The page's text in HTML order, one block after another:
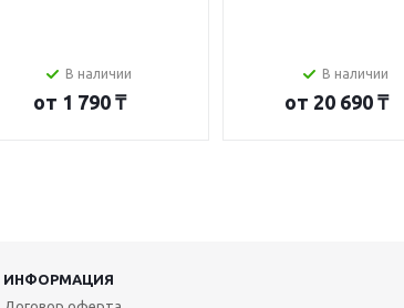
В наличии
от 1 790 ₸
В наличии
от 20 690 ₸
ИНФОРМАЦИЯ